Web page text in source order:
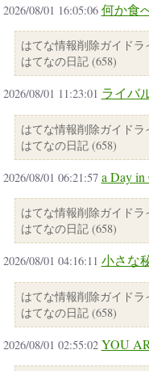
2026/08/01 16:05:06 何か食
はてな情報削除ガイド
はてなの日記 (658)
2026/08/01 11:23:01 ライバ
はてな情報削除ガイド
はてなの日記 (658)
2026/08/01 06:21:57 a Day
はてな情報削除ガイド
はてなの日記 (658)
2026/08/01 04:16:11 小さな
はてな情報削除ガイド
はてなの日記 (658)
2026/08/01 02:55:02 YOU